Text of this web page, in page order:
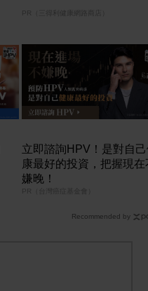
PR（三得利健康網路商店）
立即諮詢HPV！是對自
康最好的投資，把握現在
嫌晚！
PR（台灣癌症基金會）
Recommended by